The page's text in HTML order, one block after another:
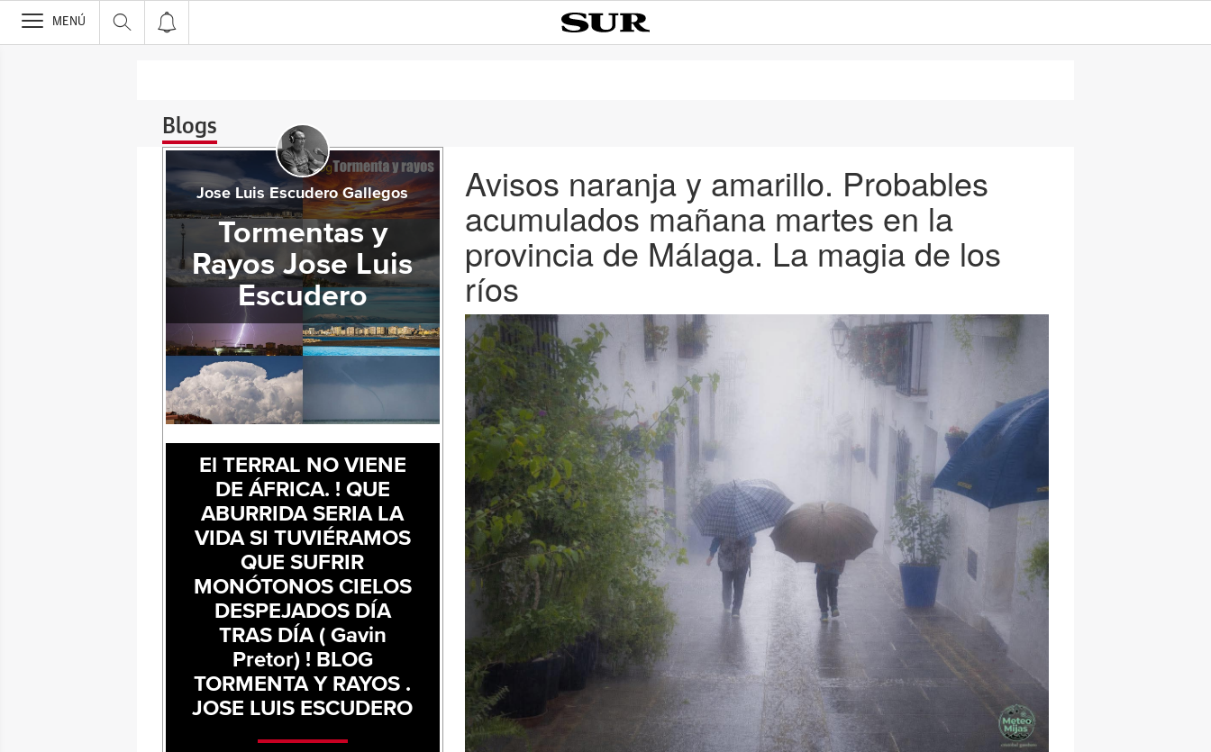
>
MENÚ
Blogs
Avisos naranja y amarillo. Probables
acumulados mañana martes en la
provincia de Málaga. La magia de los
ríos
Jose Luis Escudero Gallegos
Tormentas y
Rayos Jose Luis
Escudero
El TERRAL NO VIENE
DE ÁFRICA. ! QUE
ABURRIDA SERIA LA
VIDA SI TUVIÉRAMOS
QUE SUFRIR
MONÓTONOS CIELOS
DESPEJADOS DÍA
TRAS DÍA ( Gavin
Pretor) ! BLOG
TORMENTA Y RAYOS .
JOSE LUIS ESCUDERO